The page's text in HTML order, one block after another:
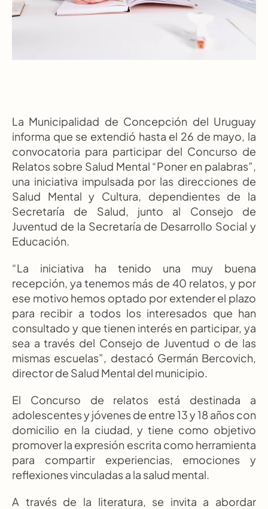
La Municipalidad de Concepción del Uruguay
informa que se extendió hasta el 26 de mayo, la
convocatoria para participar del Concurso de
Relatos sobre Salud Mental “Poner en palabras”,
una iniciativa impulsada por las direcciones de
Salud Mental y Cultura, dependientes de la
Secretaría de Salud, junto al Consejo de
Juventud de la Secretaría de Desarrollo Social y
Educación.
“La iniciativa ha tenido una muy buena
recepción, ya tenemos más de 40 relatos, y por
ese motivo hemos optado por extender el plazo
para recibir a todos los interesados que han
consultado y que tienen interés en participar, ya
sea a través del Consejo de Juventud o de las
mismas escuelas”, destacó Germán Bercovich,
director de Salud Mental del municipio.
El Concurso de relatos está destinada a
adolescentes y jóvenes de entre 13 y 18 años con
domicilio en la ciudad, y tiene como objetivo
promover la expresión escrita como herramienta
para compartir experiencias, emociones y
reflexiones vinculadas a la salud mental.
A través de la literatura, se invita a abordar